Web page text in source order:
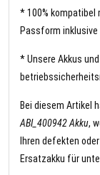
* 100% kompatibel
Passform inklusive
* Unsere Akkus
Bei diesem Artikel
ABI_400942 Akku,
Ihren defekten
Ersatzakku für